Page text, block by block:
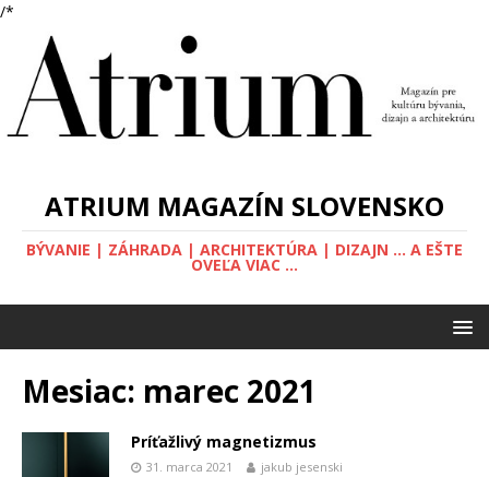
/*
ATRIUM MAGAZÍN SLOVENSKO
BÝVANIE | ZÁHRADA | ARCHITEKTÚRA | DIZAJN ... A EŠTE
OVEĽA VIAC ...
Mesiac: marec 2021
Príťažlivý magnetizmus
31. marca 2021 jakub jesenski